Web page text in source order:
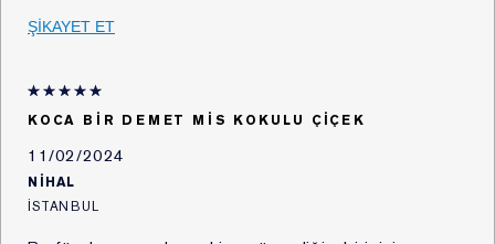
ŞİKAYET ET
KOCA BIR DEMET MIS KOKULU ÇIÇEK
11/02/2024
NIHAL
İSTANBUL
3. Toplanan Kişisel Verileriniz
Sizlerden topladığımız Kişisel Veriler aşağıda Bölüm
4'te belirttiğimiz işleme amaçlarıyla orantılı olarak
4. Kişisel Verilerin Hangi Amaçla